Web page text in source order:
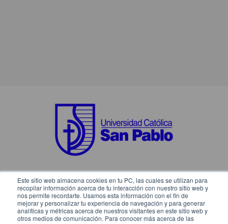
Este sitio web almacena cookies en tu PC, las cuales se utilizan para
recopilar información acerca de tu interacción con nuestro sitio web y
nos permite recordarte. Usamos esta información con el fin de
mejorar y personalizar tu experiencia de navegación y para generar
analíticas y métricas acerca de nuestros visitantes en este sitio web y
otros medios de comunicación. Para conocer más acerca de las
SÍGUENOS EN: